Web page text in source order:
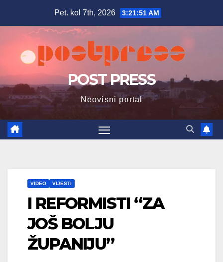
Pet. kol 7th, 2026 3:21:53 AM
POST PRESS
Neovisni portal
VIDEO VIJESTI
I REFORMISTI “ZA
JOŠ BOLJU
ŽUPANIJU”